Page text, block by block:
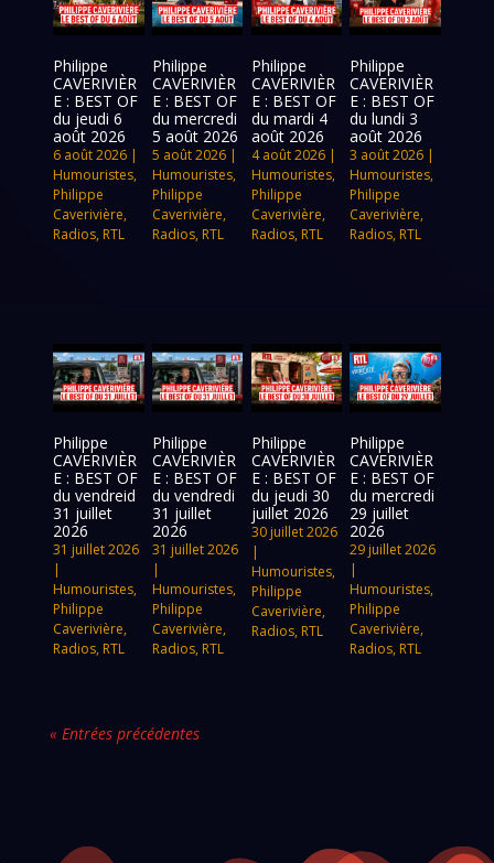
Philippe
CAVERIVIÈR
E : BEST OF
du jeudi 6
août 2026
6 août 2026 |
Humouristes,
Philippe
Caverivière,
Radios, RTL
Philippe
CAVERIVIÈR
E : BEST OF
du mercredi
5 août 2026
5 août 2026|
Humouristes,
Philippe
Caverivière,
Radios, RTL
Philippe
CAVERIVIÈR
E : BEST OF
du mardi 4
août 2026
4 août 2026|
Humouristes,
Philippe
Caverivière,
Radios, RTL
Philippe
CAVERIVIÈR
E : BEST OF
du lundi 3
août 2026
3 août 2026 |
Humouristes,
Philippe
Caverivière,
Radios, RTL
Philippe
CAVERIVIÈR
E : BEST OF
du vendreid
31 juillet
2026
31 juillet 2026
|
Humouristes,
Philippe
Caverivière,
Radios, RTL
Philippe
CAVERIVIÈR
E : BEST OF
du vendredi
31 juillet
2026
31 juillet 2026
|
Humouristes,
Philippe
Caverivière,
Radios, RTL
Philippe
CAVERIVIÈR
E : BEST OF
du jeudi 30
juillet 2026
30 juillet 2026
|
Humouristes,
Philippe
Caverivière,
Radios, RTL
Philippe
CAVERIVIÈR
E : BEST OF
du mercredi
29 juillet
2026
29 juillet 2026
|
Humouristes,
Philippe
Caverivière,
Radios, RTL
« Entrées précédentes